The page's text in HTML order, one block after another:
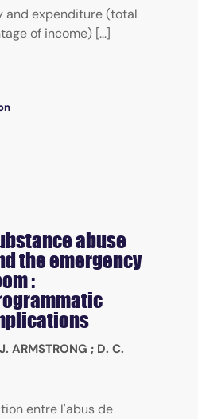
and expenditure (total
of income) [...]
abuse
the emergency
:
ARMSTRONG ; D. C.
entre l'abus de